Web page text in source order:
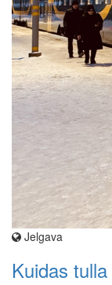
Jelgava
Kuidas